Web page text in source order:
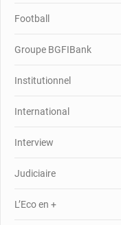
Football
Groupe BGFIBank
Institutionnel
International
Interview
Judiciaire
L’Eco en +